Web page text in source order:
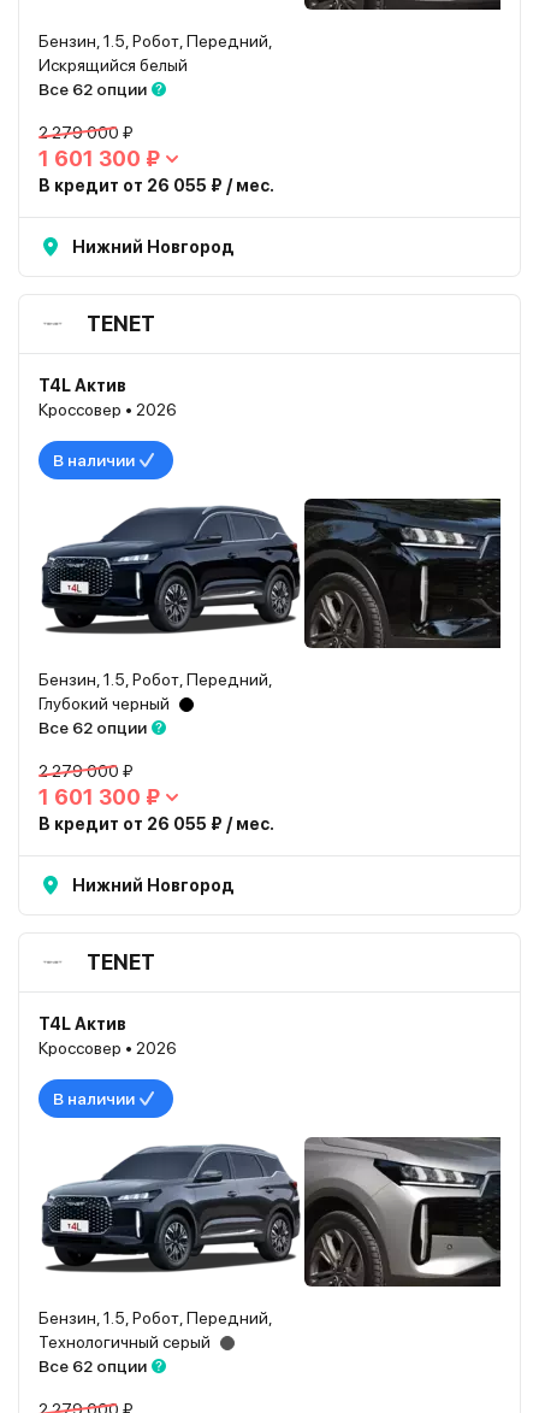
Бензин, 1.5, Робот, Передний,
Искрящийся белый
Все 62 опции
2 279 000 ₽
1 601 300 ₽
В кредит от 26 055 ₽ / мес.
Нижний Новгород
TENET
T4L Актив
Кроссовер • 2026
В наличии
Бензин, 1.5, Робот, Передний,
Глубокий черный
Все 62 опции
2 279 000 ₽
1 601 300 ₽
В кредит от 26 055 ₽ / мес.
Нижний Новгород
TENET
T4L Актив
Кроссовер • 2026
В наличии
Бензин, 1.5, Робот, Передний,
Технологичный серый
Все 62 опции